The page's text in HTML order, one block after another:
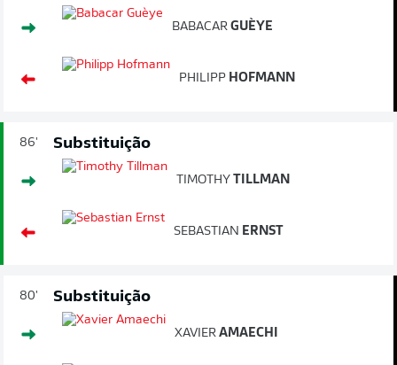
BABACAR GUÈYE
PHILIPP HOFMANN
86' Substituição
TIMOTHY TILLMAN
SEBASTIAN ERNST
80' Substituição
XAVIER AMAECHI